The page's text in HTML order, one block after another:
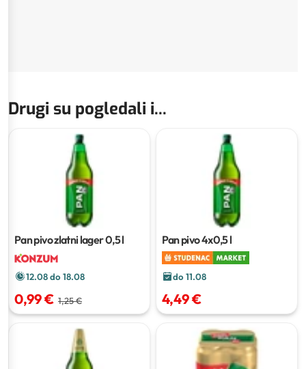
Drugi su pogledali i...
Pan pivo zlatni lager0,5 l
12.08 do 18.08
0,99 € 1,25 €
Pan pivo4x0,5 l
do 11.08
4,49 €